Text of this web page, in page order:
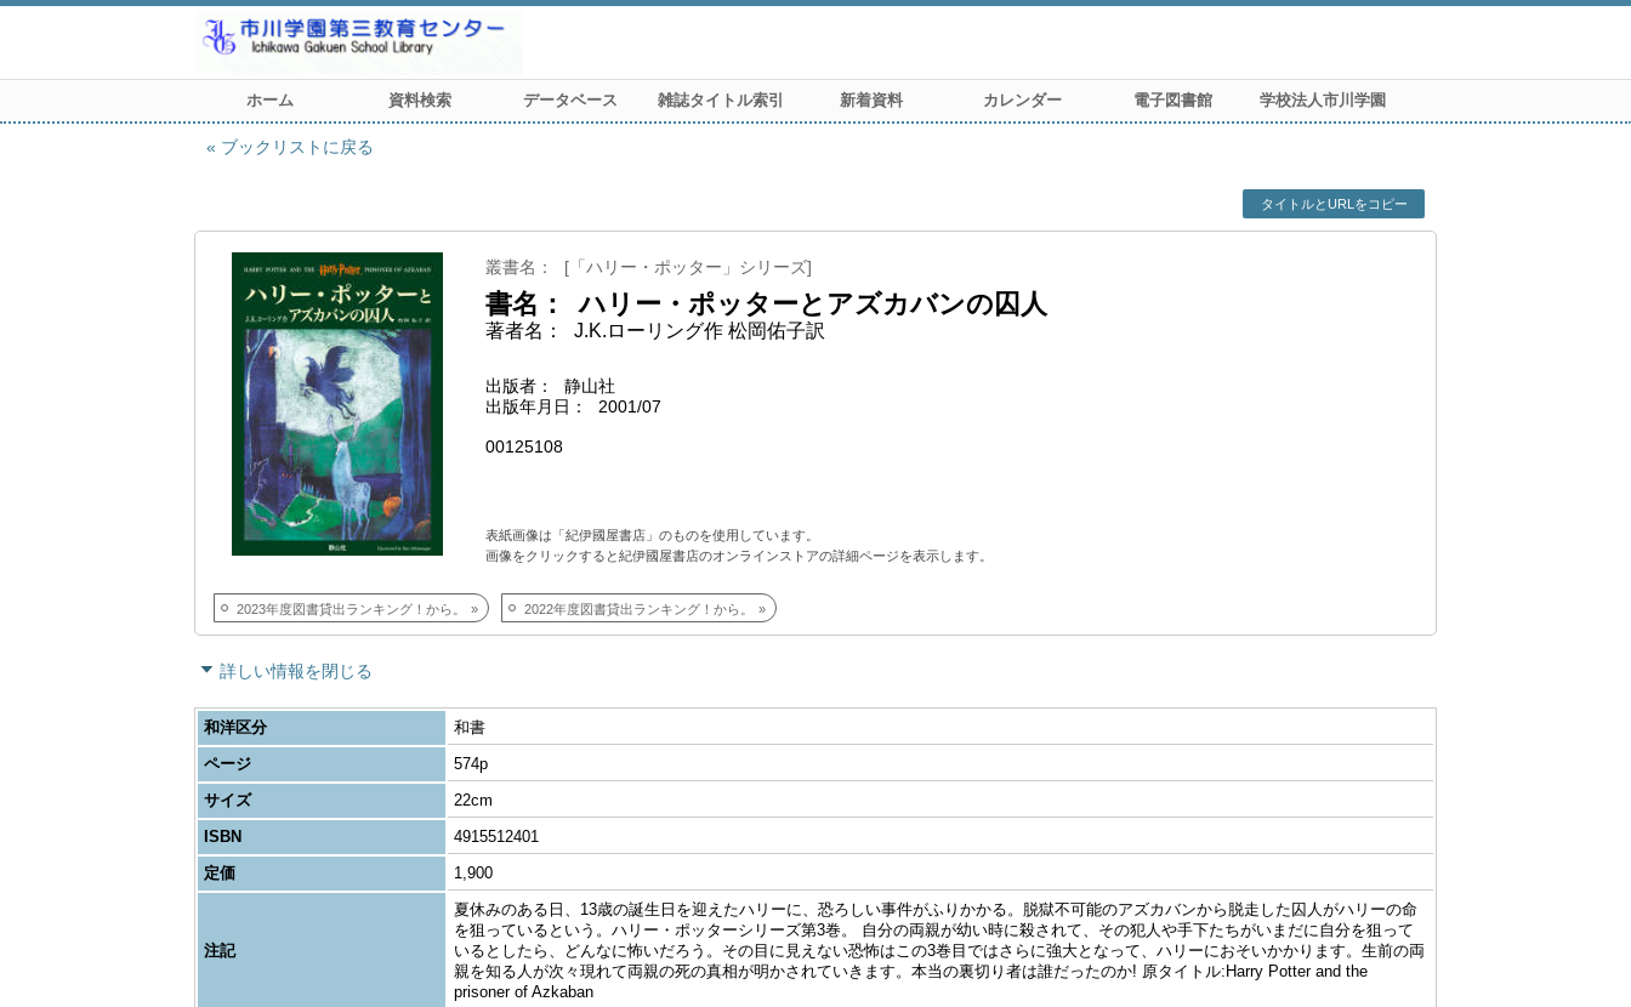
ホーム 資料検索 データベース 雑誌タイトル索引 新着資料 カレンダー 電子図書館 学校法人市川学園
ブックリストに戻る
タイトルとURLをコピー
叢書名 [「ハリー・ポッター」シリーズ]
書名 ハリー・ポッターとアズカバンの囚人
著者名 J.K.ローリング作 松岡佑子訳
出版者
静山社
出版年月日
2001/07
00125108
表紙画像は「紀伊國屋書店」のものを使用しています。
画像をクリックすると紀伊國屋書店のオンラインストアの詳細ページを表示します。
2023年度図書貸出ランキング！から。 2022年度図書貸出ランキング！から。
詳しい情報を閉じる
和洋区分
和書
ページ
574p
サイズ
22cm
ISBN
4915512401
定価
1,900
注記
夏休みのある日、13歳の誕生日を迎えたハリーに、恐ろしい事件がふりかかる。脱獄不可能のアズカバンから脱走した囚人がハリーの命
を狙っているという。ハリー・ポッターシリーズ第3巻。 自分の両親が幼い時に殺されて、その犯人や手下たちがいまだに自分を狙って
いるとしたら、どんなに怖いだろう。その目に見えない恐怖はこの3巻目ではさらに強大となって、ハリーにおそいかかります。生前の両
親を知る人が次々現れて両親の死の真相が明かされていきます。本当の裏切り者は誰だったのか! 原タイトル:Harry Potter and the
prisoner of Azkaban